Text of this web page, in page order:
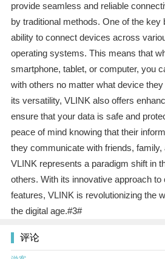
provide seamless and reliable
by traditional methods. One of the key
ability to connect devices across
operating systems. This means that
smartphone, tablet, or computer, you
with others no matter what device
its versatility, VLINK also offers
ensure that your data is safe and
peace of mind knowing that their
they communicate with friends,
VLINK represents a paradigm shift in
others. With its innovative approach
features, VLINK is revolutionizing the
the digital age.#3#
评论